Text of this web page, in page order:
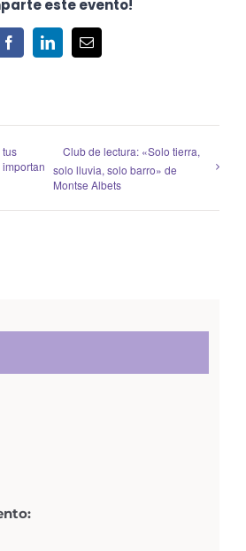
este evento!
FacebookLinkedInCorreo
electrónico
Club de lectura: «Solo tierra,
solo lluvia, solo barro» de
Montse Albets